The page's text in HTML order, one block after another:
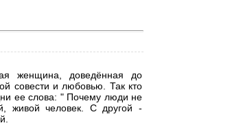
женщина, доведённая до
совести и любовью. Так кто
ее слова: " Почему люди не
живой человек. С другой -